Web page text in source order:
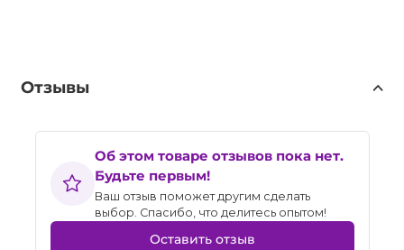
Отзывы
Об этом товаре отзывов пока нет.
Будьте первым!
Ваш отзыв поможет другим сделать
выбор. Спасибо, что делитесь опытом!
Оставить отзыв